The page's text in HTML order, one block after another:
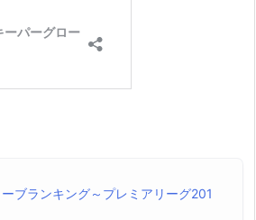
ブランキング～プレミアリーグ201